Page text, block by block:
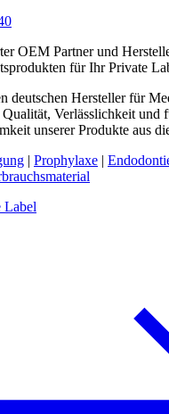
OEM Partner und
für Ihr Private
deutschen Hersteller für
Verlässlichkeit und
unserer Produkte aus
| Prophylaxe |
Label